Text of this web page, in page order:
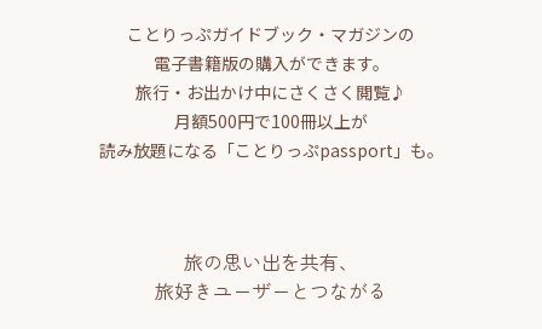
ことりっぷガイドブック・マガジンの
電子書籍版の購入ができます。
旅行・お出かけ中にさくさく閲覧♪
月額500円で100冊以上が
読み放題になる「ことりっぷpassport」も。
旅の思い出を共有、
旅好きユーザーとつながる